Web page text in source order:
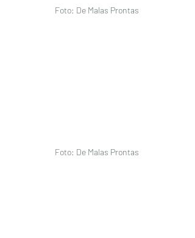
Foto: De Malas Prontas
Foto: De Malas Prontas